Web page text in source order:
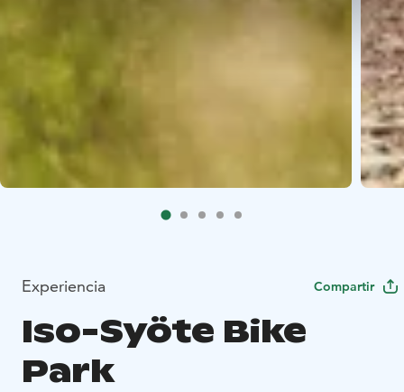
Experiencia Compartir
Iso-Syöte Bike
Park